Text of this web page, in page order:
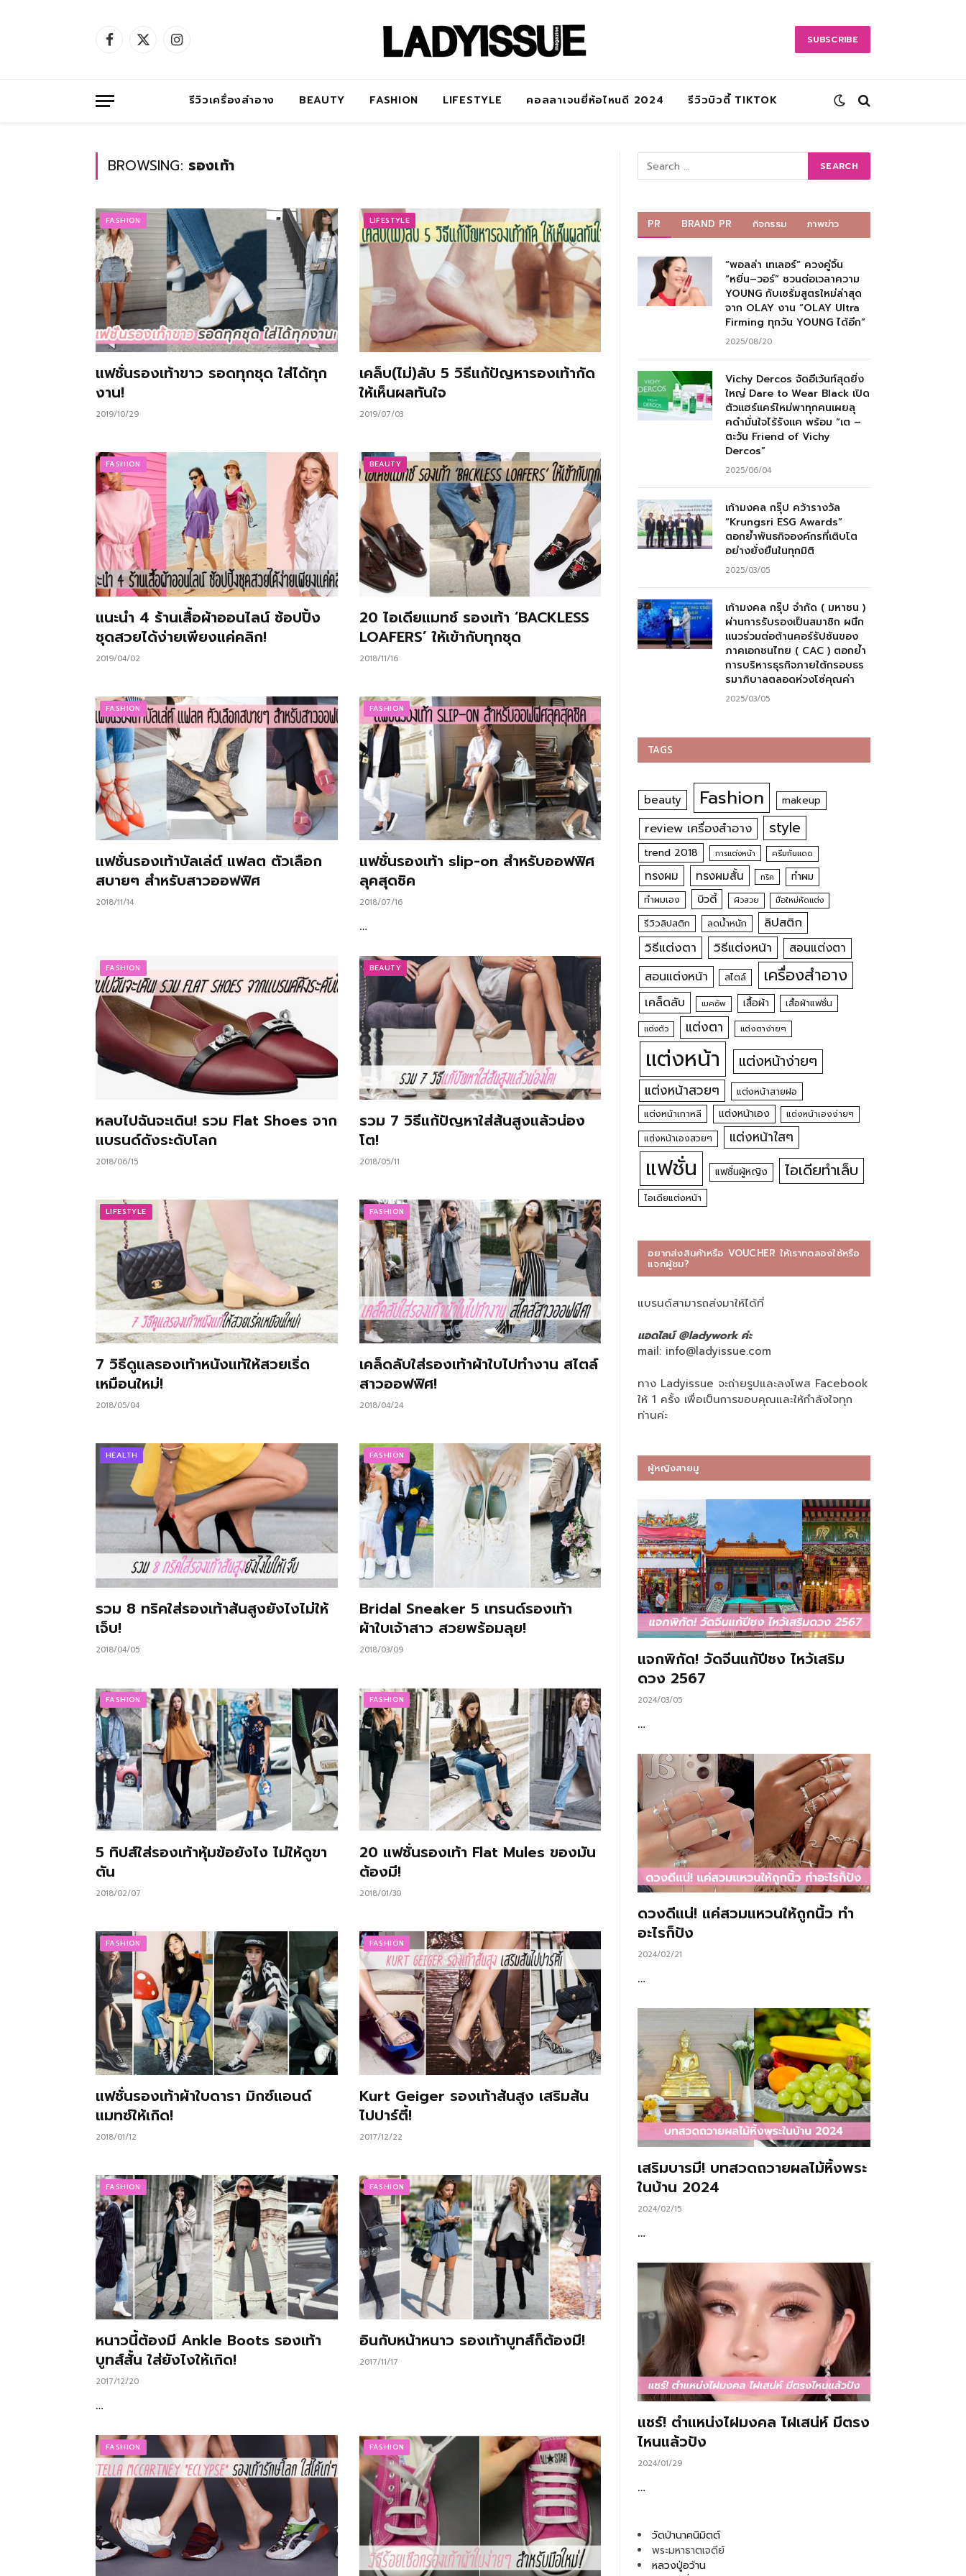
Facebook
X
Instagram SUBSCRIBE
รีวิวเครื่องสำอาง BEAUTY FASHION LIFESTYLE คอลลาเจนยี่ห้อไหนดี 2024 รีวิวบิวตี้ TIKTOK
BROWSING: รองเท้า
FASHION
แฟชั่นรองเท้าขาว รอดทุกชุด ใส่ได้ทุก
งาน!
2019/10/29
LIFESTYLE
เคล็บ(ไม่)ลับ 5 วิธีแก้ปัญหารองเท้ากัด
ให้เห็นผลทันใจ
2019/07/03
FASHION
แนะนำ 4 ร้านเสื้อผ้าออนไลน์ ช้อปปิ้ง
ชุดสวยได้ง่ายเพียงแค่คลิก!
2019/04/02
BEAUTY
20 ไอเดียแมทช์ รองเท้า ‘BACKLESS
LOAFERS’ ให้เข้ากับทุกชุด
2018/11/16
FASHION
แฟชั่นรองเท้าบัลเล่ต์ แฟลต ตัวเลือก
สบายๆ สำหรับสาวออฟฟิศ
2018/11/14
FASHION
แฟชั่นรองเท้า slip-on สำหรับออฟฟิศ
ลุคสุดชิค
2018/07/16
…
FASHION
หลบไปฉันจะเดิน! รวม Flat Shoes จาก
แบรนด์ดังระดับโลก
2018/06/15
BEAUTY
รวม 7 วิธีแก้ปัญหาใส่ส้นสูงแล้วน่อง
โต!
2018/05/11
LIFESTYLE
7 วิธีดูแลรองเท้าหนังแท้ให้สวยเริ่ด
เหมือนใหม่!
2018/05/04
FASHION
เคล็ดลับใส่รองเท้าผ้าใบไปทำงาน สไตล์
สาวออฟฟิศ!
2018/04/24
HEALTH
รวม 8 ทริคใส่รองเท้าส้นสูงยังไงไม่ให้
เจ็บ!
2018/04/05
FASHION
Bridal Sneaker 5 เทรนด์รองเท้า
ผ้าใบเจ้าสาว สวยพร้อมลุย!
2018/03/09
FASHION
5 ทิปส์ใส่รองเท้าหุ้มข้อยังไง ไม่ให้ดูขา
ตัน
2018/02/07
FASHION
20 แฟชั่นรองเท้า Flat Mules ของมัน
ต้องมี!
2018/01/30
FASHION
แฟชั่นรองเท้าผ้าใบดารา มิกซ์แอนด์
แมทซ์ให้เกิด!
2018/01/12
FASHION
Kurt Geiger รองเท้าส้นสูง เสริมส้น
ไปปาร์ตี้!
2017/12/22
FASHION
หนาวนี้ต้องมี Ankle Boots รองเท้า
บูทส์สั้น ใส่ยังไงให้เกิด!
2017/12/20
…
FASHION
อินกับหน้าหนาว รองเท้าบูทส์ก็ต้องมี!
2017/11/17
FASHION FASHION
PR BRAND PR กิจกรรม ภาพข่าว
“พอลล่า เทเลอร์” ควงคู่จิ้น
“หยิ่น–วอร์” ชวนต่อเวลาความ
YOUNG กับเซรั่มสูตรใหม่ล่าสุด
จาก OLAY งาน “OLAY Ultra
Firming ทุกวัน YOUNG ได้อีก”
2025/08/20
Vichy Dercos จัดอีเว้นท์สุดยิ่ง
ใหญ่ Dare to Wear Black เปิด
ตัวแฮร์แคร์ใหม่พาทุกคนเผยลุ
คดำมั่นใจไร้รังแค พร้อม “เต –
ตะวัน Friend of Vichy
Dercos”
2025/06/04
เก้ามงคล กรุ๊ป คว้ารางวัล
“Krungsri ESG Awards”
ตอกย้ำพันธกิจองค์กรที่เติบโต
อย่างยั่งยืนในทุกมิติ
2025/03/05
เก้ามงคล กรุ๊ป จำกัด ( มหาชน )
ผ่านการรับรองเป็นสมาชิก ผนึก
แนวร่วมต่อต้านคอร์รัปชันของ
ภาคเอกชนไทย ( CAC ) ตอกย้ำ
การบริหารธุรกิจภายใต้กรอบธร
รมาภิบาลตลอดห่วงโซ่คุณค่า
2025/03/05
TAGS
beauty Fashion makeup
review เครื่องสำอาง style
trend 2018 การแต่งหน้า ครีมกันแดด
ทรงผม ทรงผมสั้น ทริค ทำผม
ทำผมเอง บิวตี้ ผิวสวย มือใหม่หัดแต่ง
รีวิวลิปสติก ลดน้ำหนัก ลิปสติก
วิธีแต่งตา วิธีแต่งหน้า สอนแต่งตา
สอนแต่งหน้า สไตล์ เครื่องสำอาง
เคล็ดลับ เมคอัพ เสื้อผ้า เสื้อผ้าแฟชั่น
แต่งตัว แต่งตา แต่งตาง่ายๆ
แต่งหน้า แต่งหน้าง่ายๆ
แต่งหน้าสวยๆ
แต่งหน้าสายฝอ
แต่งหน้าเกาหลี
แต่งหน้าเอง
แต่งหน้าเองง่ายๆ
แต่งหน้าเองสวยๆ
แต่งหน้าใสๆ
แฟชั่น แฟชั่นผู้หญิง ไอเดียทำเล็บ
ไอเดียแต่งหน้า
อยากส่งสินค้าหรือ VOUCHER ให้เราทดลองใช้หรือ
แจกผู้ชม?
แบรนด์สามารถส่งมาให้ได้ที่
แอดไลน์ @ladywork ค่ะ
mail: info@ladyissue.com
ทาง Ladyissue จะถ่ายรูปและลงโพส Facebook
ให้ 1 ครั้ง เพื่อเป็นการขอบคุณและให้กำลังใจทุก
ท่านค่ะ
ผู้หญิงสายมู
แจกพิกัด! วัดจีนแก้ปีชง ไหว้เสริม
ดวง 2567
2024/03/05
…
ดวงดีแน่! แค่สวมแหวนให้ถูกนิ้ว ทำ
อะไรก็ปัง
2024/02/21
…
เสริมบารมี! บทสวดถวายผลไม้หิ้งพระ
ในบ้าน 2024
2024/02/15
…
แชร์! ตำแหน่งไฝมงคล ไฝเสน่ห์ มีตรง
ไหนแล้วปัง
2024/01/29
…
วัดป่านาคนิมิตต์
พระมหาธาตเจดีย์
หลวงปู่อว้าน